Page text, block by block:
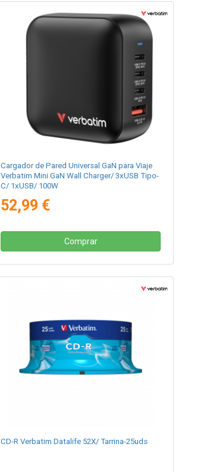
Cargador de Pared Universal GaN para Viaje
Verbatim Mini GaN Wall Charger/ 3xUSB Tipo-
C/ 1xUSB/ 100W
52,99 €
Comprar
CD-R Verbatim Datalife 52X/ Tarrina-25uds